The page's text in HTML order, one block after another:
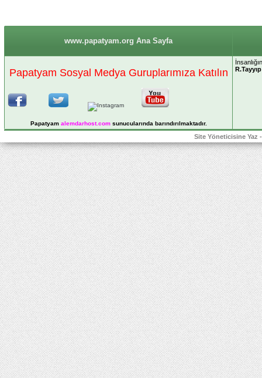
www.papatyam.org Ana Sayfa
Papatyam Sosyal Medya Guruplarımıza Katılın
Papatyam alemdarhost.comsunucularında barındırılmaktadır.
Site Yöneticisine Yaz